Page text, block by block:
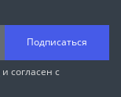
Подписаться
и согласен с